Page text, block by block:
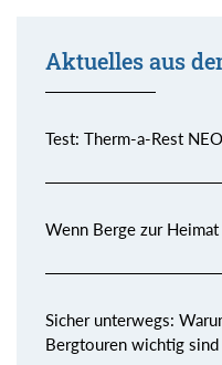
Aktuelles aus
Test: Therm-a-Rest
Wenn Berge zur
Sicher unterwegs:
Bergtouren wichtig sind